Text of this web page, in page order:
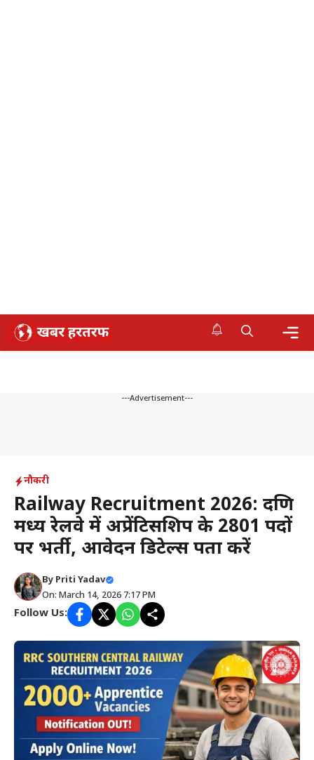
Skip
---Advertisement---
नौकरी
Railway Recruitment 2026: दक्षिण
मध्य रेलवे में अप्रेंटिसशिप के 2801 पदों
पर भर्ती, आवेदन डिटेल्स पता करें
By Priti Yadav
On: March 14, 2026 7:17 PM
Follow Us: